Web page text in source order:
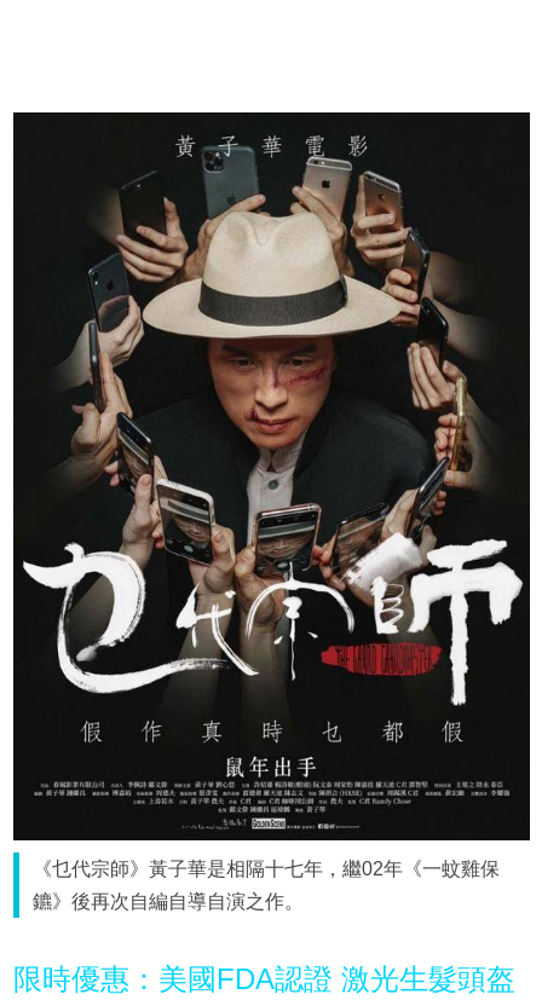
《乜代宗師》黃子華是相隔十七年，繼02年《一蚊雞保
鑣》後再次自編自導自演之作。
限時優惠：美國FDA認證 激光生髮頭盔